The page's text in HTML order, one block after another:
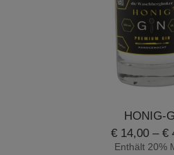
HONIG-
€14,00 – €
Enthält 20%